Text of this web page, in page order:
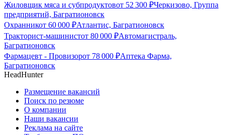
Жиловщик мяса и субпродуктовот 52 300 ₽Черкизово, Группа
предприятий, Багратионовск
Охранникот 60 000 ₽Атлантис, Багратионовск
Тракторист-машинистот 80 000 ₽Автомагистраль,
Багратионовск
Фармацевт - Провизорот 78 000 ₽Аптека Фарма,
Багратионовск
HeadHunter
Размещение вакансий
Поиск по резюме
О компании
Наши вакансии
Реклама на сайте